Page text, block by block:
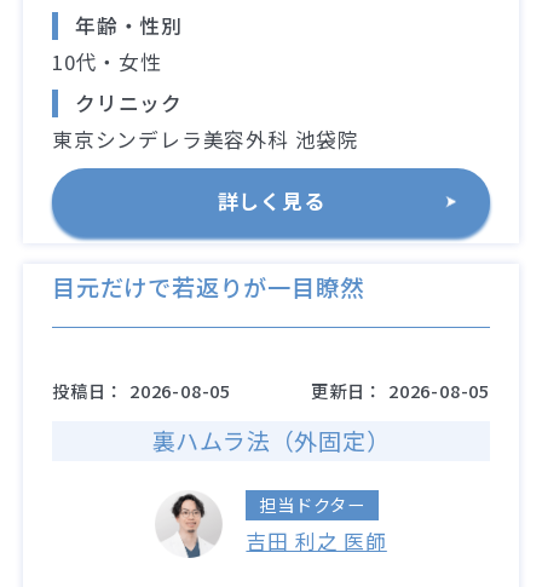
年齢・性別
10代・女性
クリニック
東京シンデレラ美容外科 池袋院
詳しく見る
目元だけで若返りが一目瞭然
投稿日： 2026-08-05 更新日： 2026-08-05
裏ハムラ法（外固定）
担当ドクター
吉田 利之 医師